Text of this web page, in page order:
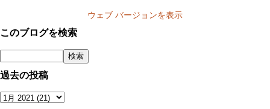
ウェブ バージョンを表示
このブログを検索
過去の投稿